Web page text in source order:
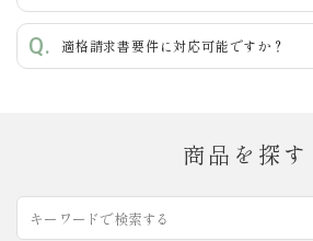
適格請求書要件に対応可能ですか？
商品を探す